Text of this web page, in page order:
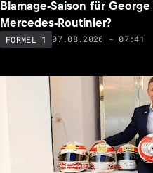
Blamage-Saison für
Mercedes-Routinier?
FORMEL 1 07.08.2026 - 07:41